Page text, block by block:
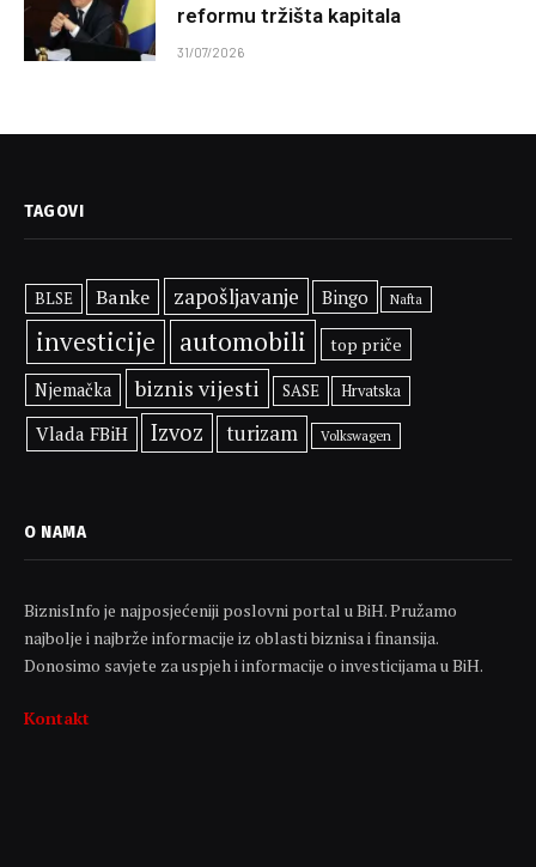
reformu tržišta kapitala
31/07/2026
TAGOVI
BLSE Banke zapošljavanje Bingo Nafta
investicije automobili
top priče
Njemačka
biznis vijesti SASE Hrvatska
Vlada FBiH Izvoz turizam Volkswagen
O NAMA
BiznisInfo je najposjećeniji poslovni portal u BiH. Pružamo
najbolje i najbrže informacije iz oblasti biznisa i finansija.
Donosimo savjete za uspjeh i informacije o investicijama u BiH.
Kontakt